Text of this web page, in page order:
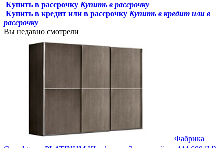
Купить в рассрочку Купить в рассрочку
Купить в кредит или в рассрочку Купить в кредит или в
рассрочку
Вы недавно смотрели
Фабрика